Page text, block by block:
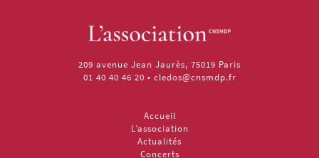
209 avenue Jean Jaurès, 75019 Paris
01 40 40 46 20 • cledos@cnsmdp.fr
Accueil
L’association
Actualités
Concerts